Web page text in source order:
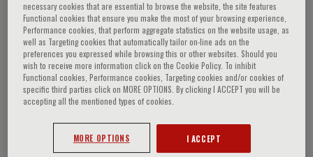
Bethesda, USA. He served as Head of Department
of Immunology and Cell Biology, Istituto Mario
Negri, Milan, Italy. He has contributed to the
advancement of knowledge in the field of
Immunology formulating new paradigms and
identifying new molecules and functions. He is one
activity he has received several national and
international awards. Alberto Mantovani, milanese,
necessary cookies that are essential to browse the website, the site features
Functional cookies that ensure you make the most of your browsing experience,
Performance cookies, that perform aggregate statistics on the website usage, as
well as Targeting cookies that automatically tailor on-line ads on the
preferences you expressed while browsing this or other websites. Should you
wish to receive more information click on the Cookie Policy. To inhibit
Functional cookies, Performance cookies, Targeting cookies and/or cookies of
specific third parties click on MORE OPTIONS. By clicking I ACCEPT you will be
accepting all the mentioned types of cookies.
MORE OPTIONS I ACCEPT